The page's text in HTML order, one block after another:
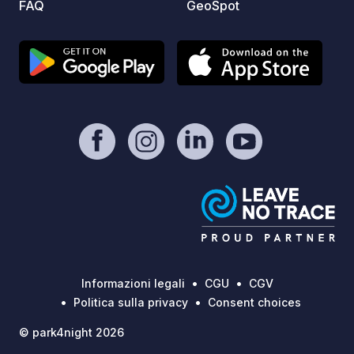
FAQ
GeoSpot
Informazioni legali CGU
CGV
Politica sulla privacy
Consent choices
© park4night 2026